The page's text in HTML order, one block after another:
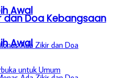
Awal
dan Doa Kebangsaan
Awal